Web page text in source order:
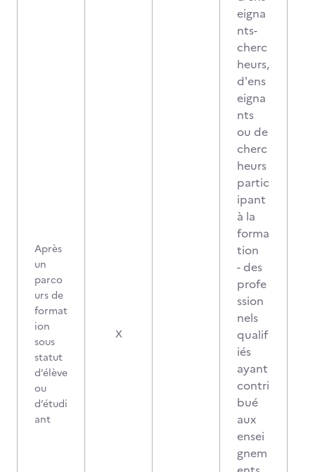
Après
un
parco
urs de
format
ion
sous
statut
d’élève
ou
d’étudi
ant
X
eigna
nts-
cherc
heurs,
d'ens
eigna
nts
ou de
cherc
heurs
partic
ipant
à la
forma
tion
- des
profe
ssion
nels
qualif
iés
ayant
contri
bué
aux
ensei
gnem